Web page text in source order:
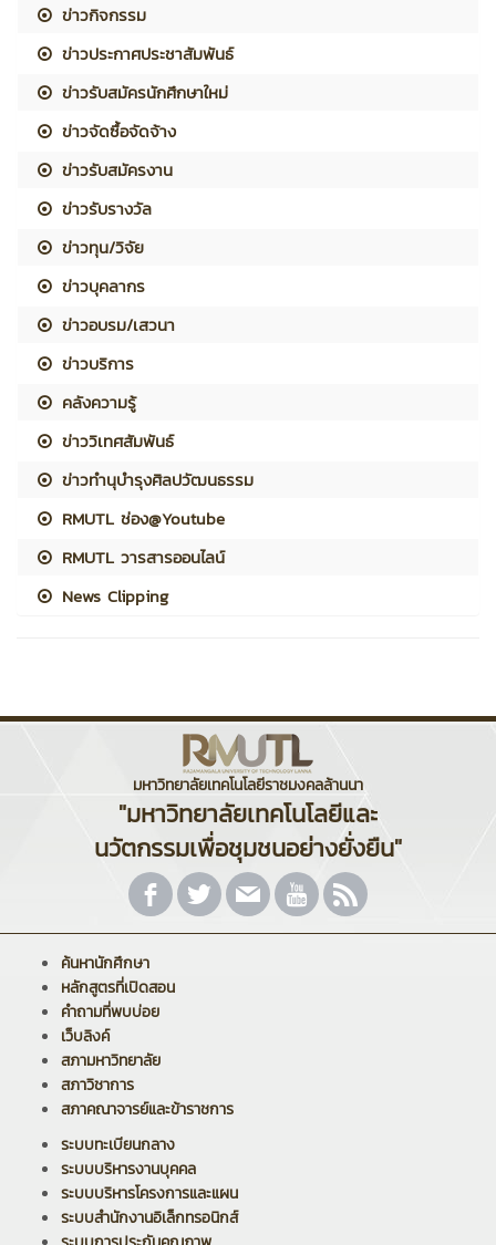
ข่าวกิจกรรม
ข่าวประกาศประชาสัมพันธ์
ข่าวรับสมัครนักศึกษาใหม่
ข่าวจัดซื้อจัดจ้าง
ข่าวรับสมัครงาน
ข่าวรับรางวัล
ข่าวทุน/วิจัย
ข่าวบุคลากร
ข่าวอบรม/เสวนา
ข่าวบริการ
คลังความรู้
ข่าววิเทศสัมพันธ์
ข่าวทำนุบำรุงศิลปวัฒนธรรม
RMUTL ช่อง@Youtube
RMUTL วารสารออนไลน์
News Clipping
มหาวิทยาลัยเทคโนโลยีราชมงคลล้านนา
"มหาวิทยาลัยเทคโนโลยีและ
นวัตกรรมเพื่อชุมชนอย่างยั่งยืน"
ค้นหานักศึกษา
หลักสูตรที่เปิดสอน
คำถามที่พบบ่อย
เว็บลิงค์
สภามหาวิทยาลัย
สภาวิชาการ
สภาคณาจารย์และข้าราชการ
ระบบทะเบียนกลาง
ระบบบริหารงานบุคคล
ระบบบริหารโครงการและแผน
ระบบสำนักงานอิเล็กทรอนิกส์